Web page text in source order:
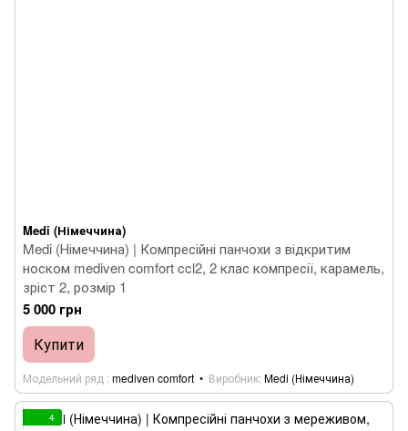
Medi (Німеччина)
Medi (Німеччина) | Компресійні панчохи з відкритим
носком mediven comfort ccl2, 2 клас компресії, карамель,
зріст 2, розмір 1
5 000 грн
Купити
Модельний ряд mediven comfort Виробник Medi (Німеччина)
4